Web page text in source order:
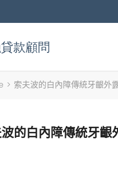
> 索夫波的白內障傳統牙齦外
的白內障傳統牙